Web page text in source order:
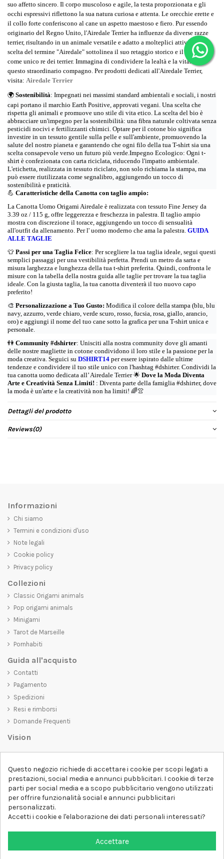
suo affetto sincero. Il corpo muscoloso e agile, la testa proporzionata e gli
occhi espressivi riflettono la sua natura curiosa e attenta. Le orecchie erette e
il collo forte conferiscono al cane un aspetto maestoso e fiero. Pur essendo
originario del Regno Unito, l'Airedale Terrier ha influenze da diverse razze
terrier, risultando in un animale versatile e adatto a molteplici attività. La
scelta del termine "Airedale" sottolinea il suo retaggio storico e il suo ruolo
come unico re dei terrier. Immagina di condividere la lealtà e la vitalità di
questo straordinario compagno. Per prodotti dedicati all'Airedale Terrier,
visita: Airedale Terrier
🌍 Sostenibilità: Impegnati nei massimi standard ambientali e sociali, i nostri
capi portano il marchio Earth Positive, approvati vegani. Una scelta che
rispetta gli animali e promuove uno stile di vita etico. La scelta del bio è
abbracciare un'impegno per la sostenibilità: una fibra naturale coltivata senza
pesticidi nocivi e fertilizzanti chimici. Optare per il cotone bio significa
investire in un tessuto gentile sulla pelle e sull'ambiente, promuovendo la
salute del nostro pianeta e garantendo che ogni filo della tua T-shirt sia una
scelta consapevole verso un futuro più verde.Impegno Ecologico: Ogni t-
shirt è confezionata con carta riciclata, riducendo l'impatto ambientale.
L'etichetta, realizzata in tessuto riciclato, non solo richiama la stampa, ma
può essere riutilizzata come segnalibro, aggiungendo un tocco di
sostenibilità e praticità.
💪 Caratteristiche della Canotta con taglio ampio:
La Canotta Uomo Origami Airedale è realizzata con tessuto Fine Jersey da
3.39 oz / 115 g, offre leggerezza e freschezza in palestra. Il taglio ampio
mostra con discrezione il torace, aggiungendo un tocco di sensualità
all'outfit da allenamento. Per l' uomo moderno che ama la palestra. GUIDA
ALLE TAGLIE
👕 Passi per una Taglia Felice: Per scegliere la tua taglia ideale, segui questi
semplici passaggi per una vestibilità perfetta. Prendi un metro da sarta e
misura larghezza e lunghezza della tua t-shirt preferita. Quindi, confronta le
misure con la tabella della nostra guida alle taglie per trovare la tua taglia
ideale. Con la giusta taglia, la tua canotta diventerà il tuo nuovo capo
preferito!
🎨 Personalizzazione a Tuo Gusto: Modifica il colore della stampa (blu, blu
navy, azzurro, verde chiaro, verde scuro, rosso, fucsia, rosa, giallo, arancio,
oro) e aggiungi il nome del tuo cane sotto la grafica per una T-shirt unica e
personale.
👫 Community #dshirter: Unisciti alla nostra community dove gli amanti
delle nostre magliette in cotone condividono il loro stile e la passione per la
moda creativa. Seguici su DSHIRT14 per essere ispirato dalle ultime
tendenze e condividere il tuo stile unico con l'hashtag #dshirter. Condividi la
tua canotta uomo dedicata all’ Airedale Terrier🌟 Dove la Moda Diventa
Arte e Creatività Senza Limiti! : Diventa parte della famiglia #dshirter, dove
la moda è un'arte e la creatività non ha limiti! 🌈👚
Dettagli del prodotto
Reviews(0)
Informazioni
Chi siamo
Termini e condizioni d'uso
Note legali
Cookie policy
Privacy policy
Collezioni
Classic Origami animals
Pop origami animals
Minigami
Tarot de Marseille
Pornhabiti
Guida all'acquisto
Contatti
Pagamento
Spedizioni
Resi e rimborsi
Domande Frequenti
Vision
belli da vedere, ma che trasmettano anche un messaggio importante.
Che siate alla ricerca di una t-shirt unica e di tendenza, di una felpa
comoda e accogliente o di un accessorio esclusivo,
D-SHIRT
ha
qualcosa per tutti.
Follow us
Questo negozio richiede di accettare i cookie per scopi legati a
prestazioni, social media e annunci pubblicitari. I cookie di terze
parti per social media e a scopo pubblicitario vengono utilizzati
per offrire funzionalità social e annunci pubblicitari
personalizzati.
Accetti i cookie e l'elaborazione dei dati personali interessati?
Accettare